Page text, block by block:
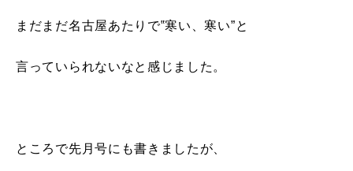
まだまだ名古屋あたりで‟寒い、寒い”と
言っていられないなと感じました。
ところで先月号にも書きましたが、